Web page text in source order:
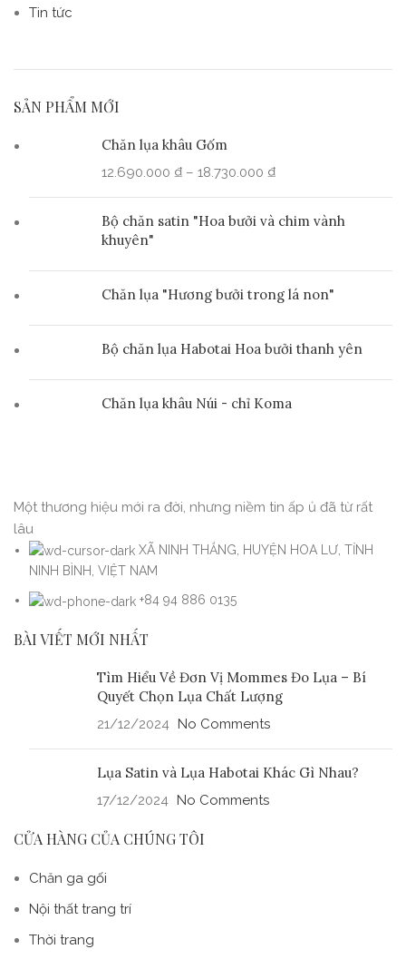
Tin tức
SẢN PHẨM MỚI
Chăn lụa khâu Gốm
12.690.000 ₫ – 18.730.000 ₫
Bộ chăn satin "Hoa bưởi và chim vành
khuyên"
Chăn lụa "Hương bưởi trong lá non"
Bộ chăn lụa Habotai Hoa bưởi thanh yên
Chăn lụa khâu Núi - chỉ Koma
Một thương hiệu mới ra đời, nhưng niềm tin ấp ủ đã từ rất
lâu
XÃ NINH THẮNG, HUYỆN HOA LƯ, TỈNH
NINH BÌNH, VIỆT NAM
+84 94 886 0135
BÀI VIẾT MỚI NHẤT
Tìm Hiểu Về Đơn Vị Mommes Đo Lụa – Bí
Quyết Chọn Lụa Chất Lượng
21/12/2024 No Comments
Lụa Satin và Lụa Habotai Khác Gì Nhau?
17/12/2024 No Comments
CỬA HÀNG CỦA CHÚNG TÔI
Chăn ga gối
Nội thất trang trí
Thời trang